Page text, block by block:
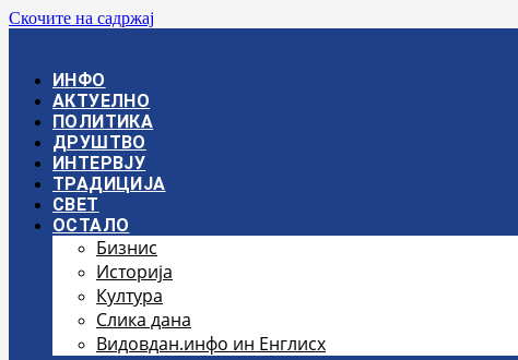
Скочите на садржај
ИНФО
АКТУЕЛНО
ПОЛИТИКА
ДРУШТВО
ИНТЕРВЈУ
ТРАДИЦИЈА
СВЕТ
ОСТАЛО
Бизнис
Историја
Култура
Слика дана
Видовдан.инфо ин Енглисх